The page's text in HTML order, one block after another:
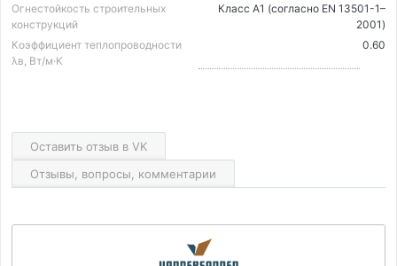
Огнестойкость строительных
конструкций
Класс А1 (согласно EN 13501-1–
2001)
Коэффициент теплопроводности
λв, Вт/м·K
0.60
Оставить отзыв в VK
Отзывы, вопросы, комментарии